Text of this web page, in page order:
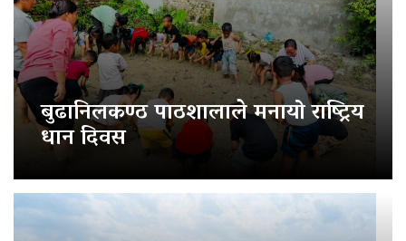
बुढानिलकण्ठ पाठशालाले मनायो राष्ट्रिय
धान दिवस